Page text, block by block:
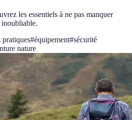
les essentiels à ne pas manquer
pratiques#équipement#sécurité
nature